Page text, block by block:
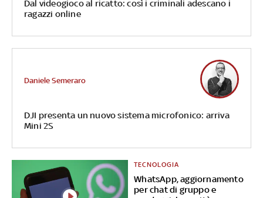
Dal videogioco al ricatto: così i criminali adescano i
ragazzi online
DJI presenta un nuovo sistema microfonico: arriva
Mini 2S
Daniele Semeraro
WhatsApp, aggiornamento
per chat di gruppo e
TECNOLOGIA